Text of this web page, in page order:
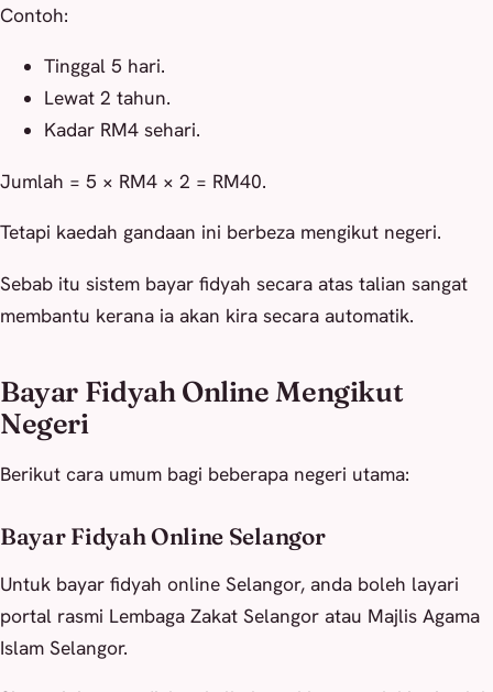
Contoh:
Tinggal 5 hari.
Lewat 2 tahun.
Kadar RM4 sehari.
Jumlah = 5 × RM4 × 2 = RM40.
Tetapi kaedah gandaan ini berbeza mengikut negeri.
Sebab itu sistem bayar fidyah secara atas talian sangat
membantu kerana ia akan kira secara automatik.
Bayar Fidyah Online Mengikut
Negeri
Berikut cara umum bagi beberapa negeri utama:
Bayar Fidyah Online Selangor
Untuk bayar fidyah online Selangor, anda boleh layari
portal rasmi Lembaga Zakat Selangor atau Majlis Agama
Islam Selangor.